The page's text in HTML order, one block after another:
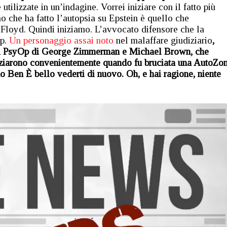
in un’indagine. Vorrei iniziare con il fatto più
che ha fatto l’autopsia su Epstein è quello che
Quindi iniziamo. L’avvocato difensore che la
Un personaggio assai noto nel malaffare giudiziario,
di George Zimmerman e Michael Brown, che
convenientemente quando fu bruciata una
Ben È bello vederti di nuovo. Oh, e hai ragione, niente